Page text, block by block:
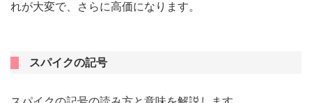
れが大変で、さらに高価になります。
スパイクの記号